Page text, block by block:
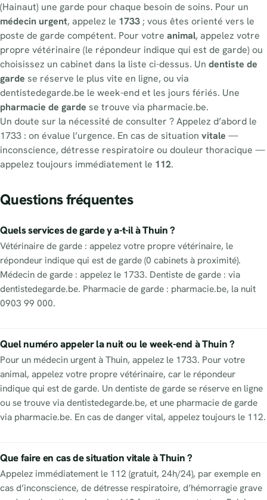
(Hainaut) une garde pour chaque besoin de soins. Pour un
médecin urgent, appelez le 1733; vous êtes orienté vers le
poste de garde compétent. Pour votre animal, appelez votre
propre vétérinaire (le répondeur indique qui est de garde) ou
choisissez un cabinet dans la liste ci-dessus. Un dentiste de
garde se réserve le plus vite en ligne, ou via
dentistedegarde.be le week-end et les jours fériés. Une
pharmacie de garde se trouve via pharmacie.be.
Un doute sur la nécessité de consulter ? Appelez d’abord le
1733 : on évalue l’urgence. En cas de situation vitale —
inconscience, détresse respiratoire ou douleur thoracique —
appelez toujours immédiatement le 112.
Questions fréquentes
Quels services de garde y a-t-il à Thuin ?
Vétérinaire de garde : appelez votre propre vétérinaire, le
répondeur indique qui est de garde (0 cabinets à proximité).
Médecin de garde : appelez le 1733. Dentiste de garde : via
dentistedegarde.be. Pharmacie de garde : pharmacie.be, la nuit
0903 99 000.
Quel numéro appeler la nuit ou le week-end à Thuin ?
Pour un médecin urgent à Thuin, appelez le 1733. Pour votre
animal, appelez votre propre vétérinaire, car le répondeur
indique qui est de garde. Un dentiste de garde se réserve en ligne
ou se trouve via dentistedegarde.be, et une pharmacie de garde
via pharmacie.be. En cas de danger vital, appelez toujours le 112.
Que faire en cas de situation vitale à Thuin ?
Appelez immédiatement le 112 (gratuit, 24h/24), par exemple en
cas d’inconscience, de détresse respiratoire, d’hémorragie grave